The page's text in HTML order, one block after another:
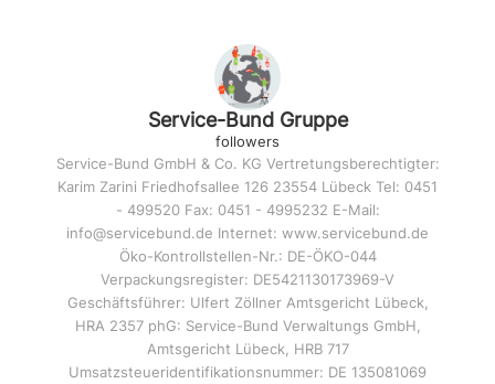
Service-Bund Gruppe
followers
Service-Bund GmbH & Co. KG Vertretungsberechtigter:
Karim Zarini Friedhofsallee 126 23554 Lübeck Tel: 0451
- 499520 Fax: 0451 - 4995232 E-Mail:
info@servicebund.de Internet: www.servicebund.de
Öko-Kontrollstellen-Nr.: DE-ÖKO-044
Verpackungsregister: DE5421130173969-V
Geschäftsführer: Ulfert Zöllner Amtsgericht Lübeck,
HRA 2357 phG: Service-Bund Verwaltungs GmbH,
Amtsgericht Lübeck, HRB 717
Umsatzsteueridentifikationsnummer: DE 135081069